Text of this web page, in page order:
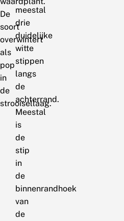
De
soort
overwintert
als
pop
in
de
strooisellaag.
meestal
drie
duidelijke
witte
stippen
langs
de
achterrand.
Meestal
is
de
stip
in
de
binnenrandhoek
van
de